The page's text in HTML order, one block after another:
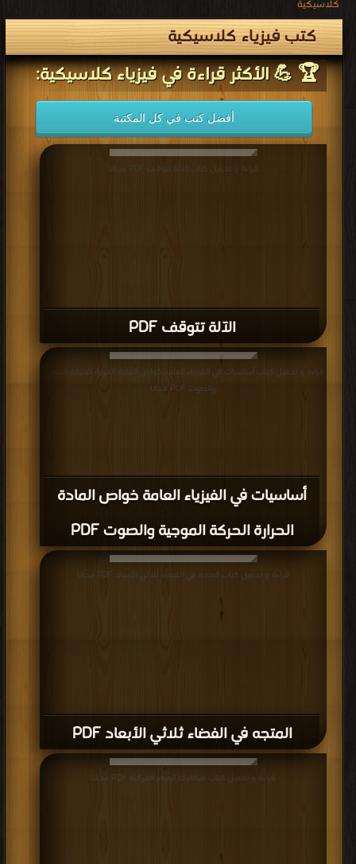
كلاسيكية
كتب فيزياء كلاسيكية
🏆 💪 الأكثر قراءة في فيزياء كلاسيكية:
أفضل كتب في كل المكتبة
الآلة تتوقف PDF
قراءة و تحميل كتاب الآلة تتوقف PDF مجانا
أساسيات في الفيزياء العامة خواص المادة
الحرارة الحركة الموجية والصوت PDF
قراءة و تحميل كتاب أساسيات في الفيزياء العامة خواص المادة الحرارة الحركة الموجية
والصوت PDF مجانا
المتجه في الفضاء ثلاثي الأبعاد PDF
قراءة و تحميل كتاب المتجه في الفضاء ثلاثي الأبعاد PDF مجانا
قراءة و تحميل كتاب ميكانيك المواد المركبة PDF مجانا